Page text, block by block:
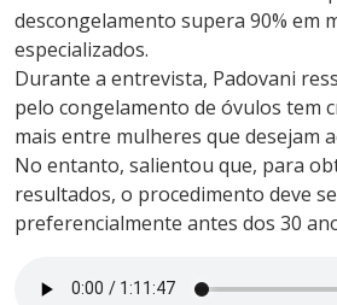
descongelamento supera 90% em
especializados.
Durante a entrevista, Padovani
pelo congelamento de óvulos tem
mais entre mulheres que desejam
No entanto, salientou que, para
resultados, o procedimento deve
preferencialmente antes dos 30